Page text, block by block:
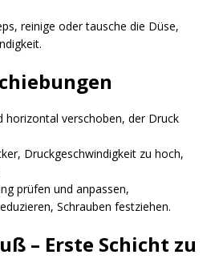
reinige oder tausche die Düse,
horizontal verschoben, der Druck
Druckgeschwindigkeit zu hoch,
prüfen und anpassen,
Schrauben festziehen.
– Erste Schicht zu